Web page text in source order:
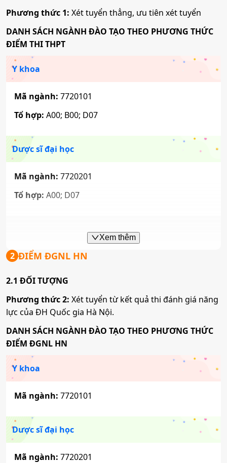
Phương thức 1: Xét tuyển thẳng, ưu tiên xét tuyển
DANH SÁCH NGÀNH ĐÀO TẠO THEO PHƯƠNG THỨC
ĐIỂM THI THPT
Y khoa
Mã ngành: 7720101
Tổ hợp: A00; B00; D07
Dược sĩ đại học
Mã ngành: 7720201
Tổ hợp: A00; D07
Xem thêm
2 ĐIỂM ĐGNL HN
2.1 ĐỐI TƯỢNG
Phương thức 2: Xét tuyển từ kết quả thi đánh giá năng
lực của ĐH Quốc gia Hà Nội.
DANH SÁCH NGÀNH ĐÀO TẠO THEO PHƯƠNG THỨC
ĐIỂM ĐGNL HN
Y khoa
Mã ngành: 7720101
Dược sĩ đại học
Mã ngành: 7720201